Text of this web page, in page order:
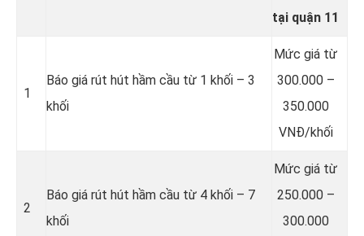
tại quận 11
1
Báo giá rút hút hầm cầu từ 1 khối – 3
khối
Mức giá từ
300.000 –
350.000
VNĐ/khối
2
Báo giá rút hút hầm cầu từ 4 khối – 7
khối
Mức giá từ
250.000 –
300.000